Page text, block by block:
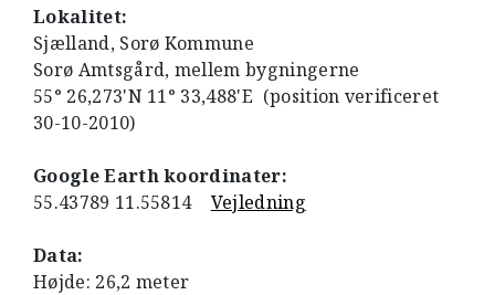
Lokalitet:
Sjælland, Sorø Kommune
Sorø Amtsgård, mellem bygningerne
55° 26,273'N 11° 33,488'E (position verificeret
30-10-2010)
Google Earth koordinater:
55.43789 11.55814 Vejledning
Data:
Højde: 26,2 meter